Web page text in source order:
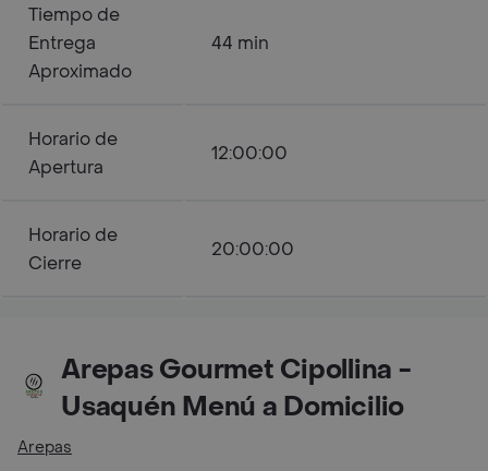
Tiempo de
Entrega
Aproximado
44 min
Horario de
Apertura
12:00:00
Horario de
Cierre
20:00:00
Arepas Gourmet Cipollina -
Usaquén Menú a Domicilio
Arepas